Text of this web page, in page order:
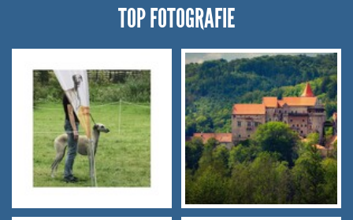
TOP FOTOGRAFIE